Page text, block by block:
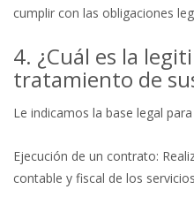
cumplir con las obligaciones
4. ¿Cuál es la
tratamiento de
Le indicamos la base legal
Ejecución de un contrato:
contable y fiscal de los